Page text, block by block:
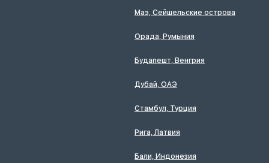
Маэ, Сейшельские острова
Орада, Румыния
Будапешт, Венгрия
Дубай, ОАЭ
Стамбул, Турция
Рига, Латвия
Бали, Индонезия